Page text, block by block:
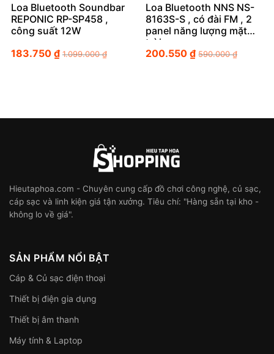
Loa Bluetooth Soundbar
REPONIC RP-SP458 ,
công suất 12W
183.750 ₫ 1.099.000₫
Loa Bluetooth NNS NS-
8163S-S , có đài FM , 2
panel năng lượng mặt
trời
200.550₫ 590.000₫
Hieutaphoa.com - Chuyên cung cấp đồ chơi công nghệ, củ sạc,
cáp sạc và linh kiện giá tận xưởng. Tiêu chí: "Hàng sẵn tại kho -
không lo về giá".
SẢN PHẨM NỔI BẬT
Cáp & Củ sạc điện thoại
Thiết bị điện gia dụng
Thiết bị âm thanh
Máy tính & Laptop